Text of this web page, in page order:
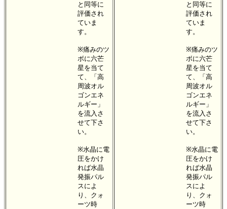
と同等に
評価され
ていま
す。
※痛みのツ
ボに六芒
星を当て
て、「高
周波オル
ゴンエネ
ルギー」
を流入さ
せて下さ
い。
※水晶に電
圧をかけ
れば水晶
発振パル
スによ
り、クォ
ーツ時
と同等に
評価され
ていま
す。
※痛みのツ
ボに六芒
星を当て
て、「高
周波オル
ゴンエネ
ルギー」
を流入さ
せて下さ
い。
※水晶に電
圧をかけ
れば水晶
発振パル
スによ
り、クォ
ーツ時